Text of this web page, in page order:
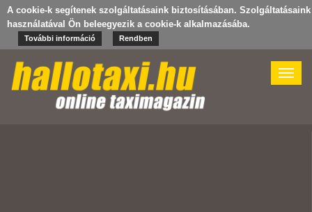
A cookie-k segítenek szolgáltatásaink biztosításában. Szolgáltatásaink
használatával Ön beleegyezik a cookie-k alkalmazásába.
További információ Rendben
Toggle